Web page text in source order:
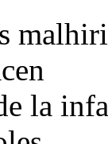
la